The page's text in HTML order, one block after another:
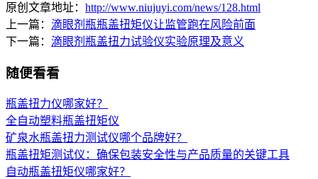
原创文章地址： http://www.niujuyi.com/news/128.html
上一篇： 滴眼剂瓶瓶盖扭矩仪让监管跑在风险前面
下一篇： 滴眼剂瓶盖扭力试验仪实验原理及意义
随便看看
瓶盖扭力仪哪家好？
全自动塑料瓶盖扭矩仪
矿泉水瓶盖扭力测试仪哪个品牌好？
瓶盖扭矩测试仪：确保包装安全性与产品质量的关键工具
自动瓶盖扭矩仪哪家好？